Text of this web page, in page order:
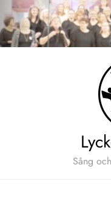
Hoppa
till
innehåll
Sång